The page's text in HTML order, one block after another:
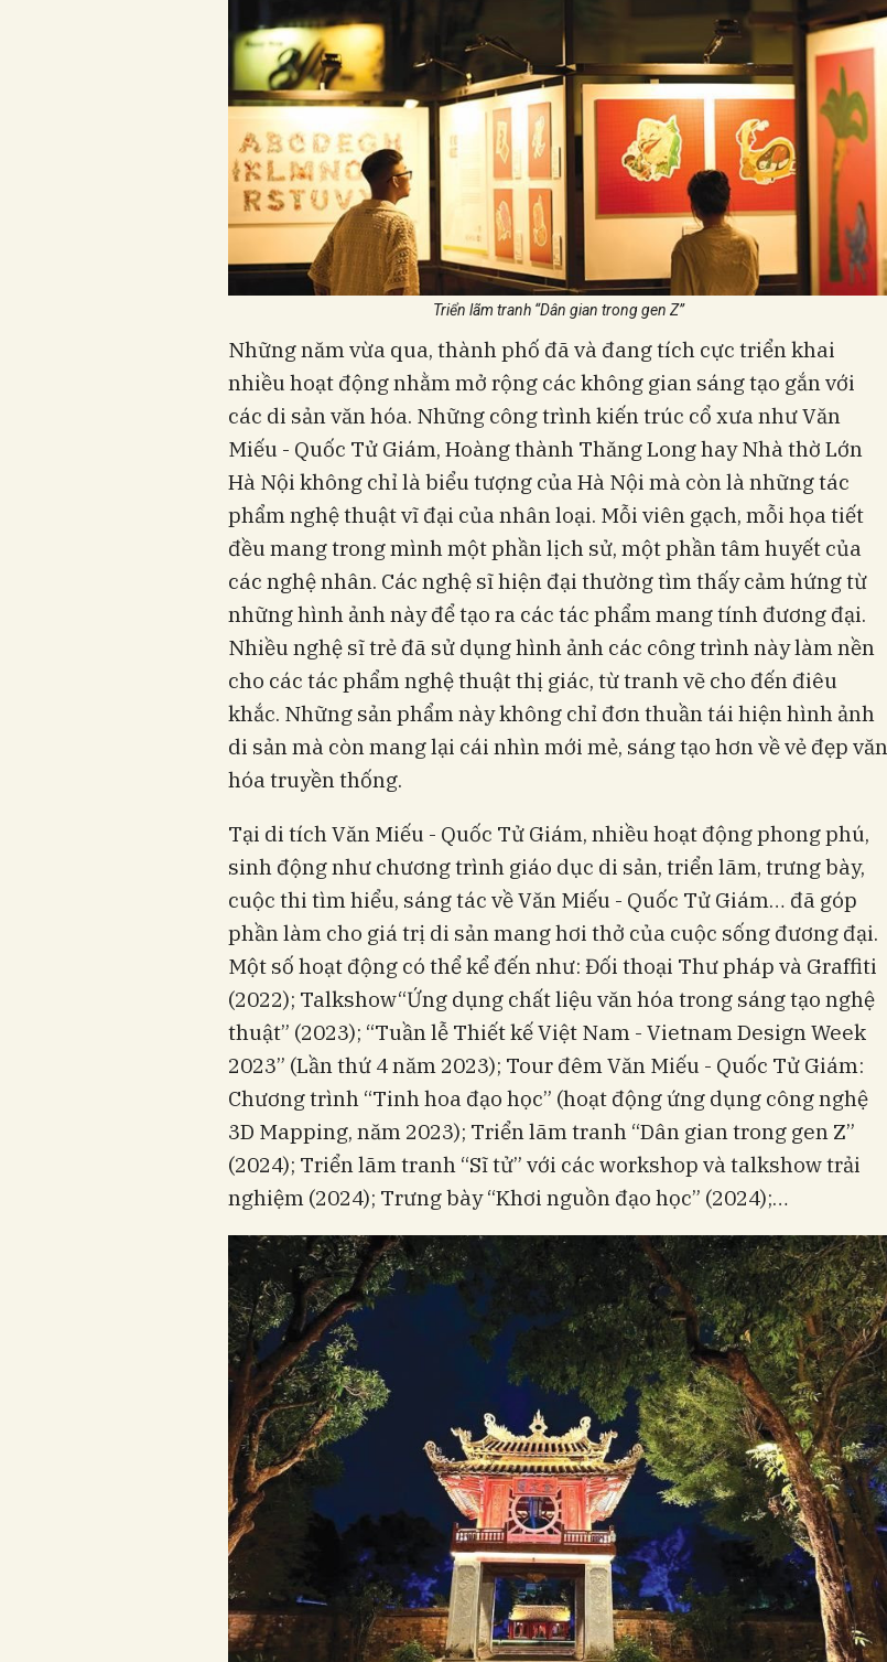
Triển lãm tranh “Dân gian trong gen Z”
Những năm vừa qua, thành phố đã và đang tích cực triển khai
nhiều hoạt động nhằm mở rộng các không gian sáng tạo gắn với
các di sản văn hóa. Những công trình kiến trúc cổ xưa như Văn
Miếu - Quốc Tử Giám, Hoàng thành Thăng Long hay Nhà thờ Lớn
Hà Nội không chỉ là biểu tượng của Hà Nội mà còn là những tác
phẩm nghệ thuật vĩ đại của nhân loại. Mỗi viên gạch, mỗi họa tiết
đều mang trong mình một phần lịch sử, một phần tâm huyết của
các nghệ nhân. Các nghệ sĩ hiện đại thường tìm thấy cảm hứng từ
những hình ảnh này để tạo ra các tác phẩm mang tính đương đại.
Nhiều nghệ sĩ trẻ đã sử dụng hình ảnh các công trình này làm nền
cho các tác phẩm nghệ thuật thị giác, từ tranh vẽ cho đến điêu
khắc. Những sản phẩm này không chỉ đơn thuần tái hiện hình ảnh
di sản mà còn mang lại cái nhìn mới mẻ, sáng tạo hơn về vẻ đẹp văn
hóa truyền thống.
Tại di tích Văn Miếu - Quốc Tử Giám, nhiều hoạt động phong phú,
sinh động như chương trình giáo dục di sản, triển lãm, trưng bày,
cuộc thi tìm hiểu, sáng tác về Văn Miếu - Quốc Tử Giám… đã góp
phần làm cho giá trị di sản mang hơi thở của cuộc sống đương đại.
Một số hoạt động có thể kể đến như: Đối thoại Thư pháp và Graffiti
(2022); Talkshow“Ứng dụng chất liệu văn hóa trong sáng tạo nghệ
thuật” (2023); “Tuần lễ Thiết kế Việt Nam - Vietnam Design Week
2023” (Lần thứ 4 năm 2023); Tour đêm Văn Miếu - Quốc Tử Giám:
Chương trình “Tinh hoa đạo học” (hoạt động ứng dụng công nghệ
3D Mapping, năm 2023); Triển lãm tranh “Dân gian trong gen Z”
(2024); Triển lãm tranh “Sĩ tử” với các workshop và talkshow trải
nghiệm (2024); Trưng bày “Khơi nguồn đạo học” (2024);…